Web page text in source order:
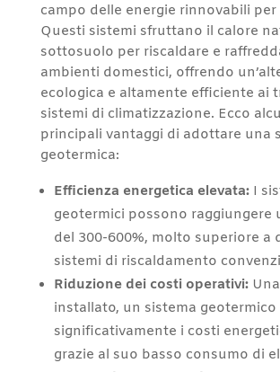
campo delle energie rinnovabili
Questi sistemi sfruttano il calore
sottosuolo per riscaldare e
ambienti domestici, offrendo
ecologica e altamente efficiente ai
sistemi di climatizzazione. Ecco
principali vantaggi di adottare una
geotermica:
Efficienza energetica elevata:I
geotermici possono raggiungere
del 300-600%, molto superiore a
sistemi di riscaldamento
Riduzione dei costi operativi:
installato, un sistema
significativamente i costi
grazie al suo basso consumo di